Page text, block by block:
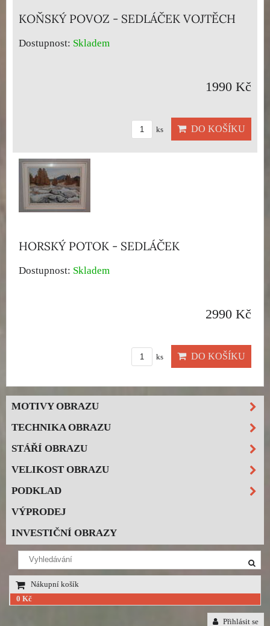
KOŇSKÝ POVOZ - SEDLÁČEK VOJTĚCH
Dostupnost: Skladem
1990 Kč
ks DO KOŠÍKU
HORSKÝ POTOK - SEDLÁČEK
Dostupnost: Skladem
2990 Kč
ks DO KOŠÍKU
MOTIVY OBRAZU
TECHNIKA OBRAZU
STÁŘÍ OBRAZU
VELIKOST OBRAZU
PODKLAD
VÝPRODEJ
INVESTIČNÍ OBRAZY
Nákupní košík
0 Kč
Přihlásit se